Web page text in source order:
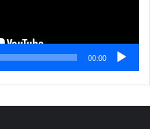
00:00